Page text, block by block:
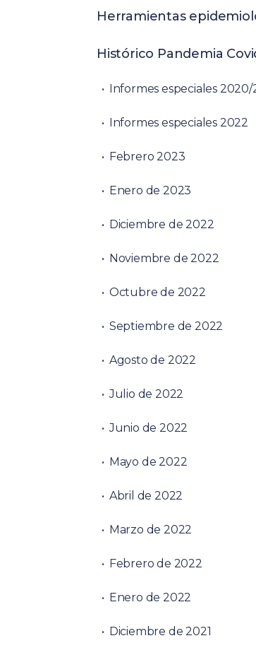
Herramientas
Histórico Pandemia
Informes especiales 2020/
Informes especiales 2022
Febrero 2023
Enero de 2023
Diciembre de 2022
Noviembre de 2022
Octubre de 2022
Septiembre de 2022
Agosto de 2022
Julio de 2022
Junio de 2022
Mayo de 2022
Abril de 2022
Marzo de 2022
Febrero de 2022
Enero de 2022
Diciembre de 2021